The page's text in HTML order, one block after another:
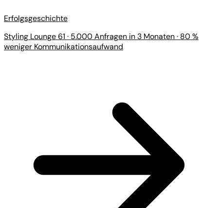
Erfolgsgeschichte
Styling Lounge 61 · 5.000 Anfragen in 3 Monaten · 80 %
weniger Kommunikationsaufwand